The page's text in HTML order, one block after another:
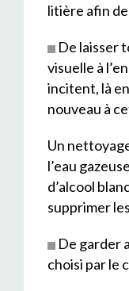
litière afin
De laisser
visuelle à
incitent, là
nouveau à
Un
l’eau
d’alcool
supprimer
De garder
choisi par le